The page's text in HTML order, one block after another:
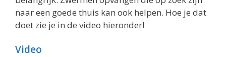
naar een goede thuis kan ook helpen. Hoe je dat
doet zie je in de video hieronder!
Video